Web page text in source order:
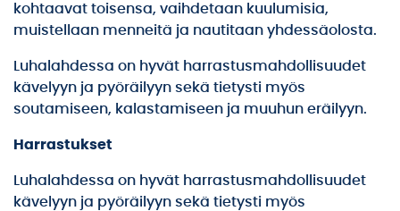
kohtaavat toisensa, vaihdetaan kuulumisia,
muistellaan menneitä ja nautitaan yhdessäolosta.
Luhalahdessa on hyvät harrastusmahdollisuudet
kävelyyn ja pyöräilyyn sekä tietysti myös
soutamiseen, kalastamiseen ja muuhun eräilyyn.
Harrastukset
Luhalahdessa on hyvät harrastusmahdollisuudet
kävelyyn ja pyöräilyyn sekä tietysti myös